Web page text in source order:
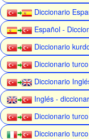
Diccionario
Español -
Diccionario
Diccionario
Diccionario
Inglés -
Diccionario
Diccionario